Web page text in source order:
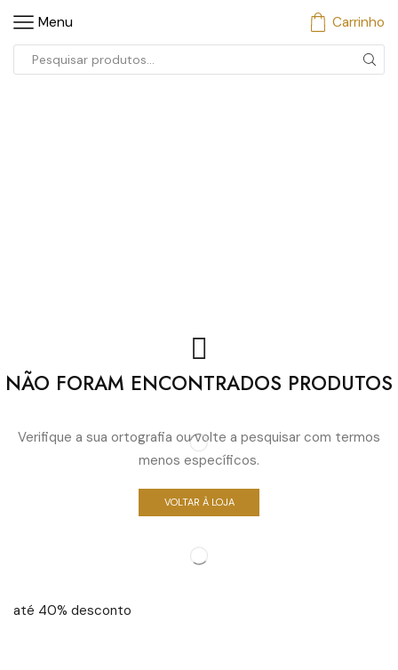
Menu Carrinho
NÃO FORAM ENCONTRADOS PRODUTOS
Verifique a sua ortografia ou volte a pesquisar com termos
menos específicos.
VOLTAR À LOJA
até 40% desconto